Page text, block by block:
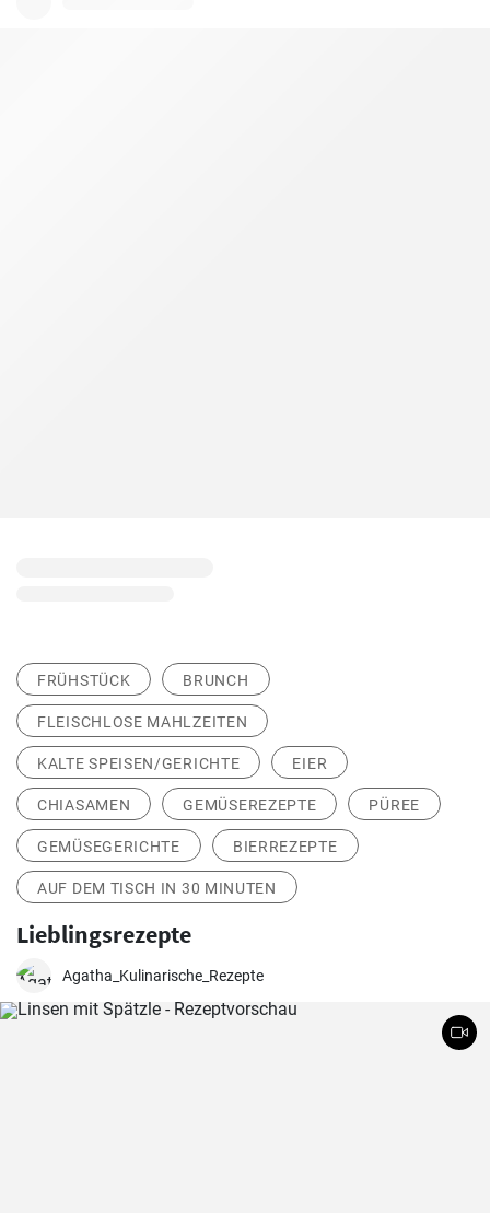
FRÜHSTÜCK BRUNCH
FLEISCHLOSE MAHLZEITEN
KALTE SPEISEN/GERICHTE EIER
CHIASAMEN GEMÜSEREZEPTE PÜREE
GEMÜSEGERICHTE BIERREZEPTE
AUF DEM TISCH IN 30 MINUTEN
Lieblingsrezepte
Agatha_Kulinarische_Rezepte